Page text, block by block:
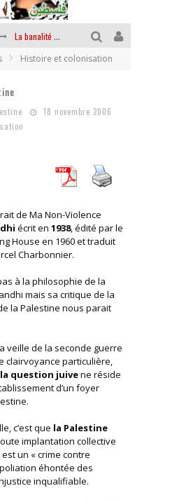
La banalité du mal colonial
Histoire et colonisation
18 novembre 2006
de Ma Non-Violence
écrit en 1938, édité par le
House en 1960 et traduit
Charbonnier.
à la philosophie de la
mais sa critique de la
la Palestine nous parait
veille de la seconde guerre
clairvoyance particulière,
question juivene réside
d’un foyer
c’est que la Palestine
implantation collective
un « crime contre
éhontée des
inqualifiable.